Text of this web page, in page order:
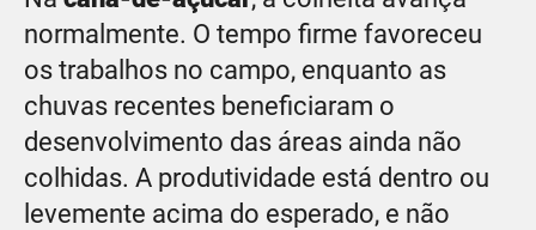
normalmente. O tempo firme favoreceu
os trabalhos no campo, enquanto as
chuvas recentes beneficiaram o
desenvolvimento das áreas ainda não
colhidas. A produtividade está dentro ou
levemente acima do esperado, e não